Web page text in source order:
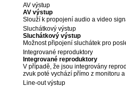
AV výstup
AV výstup
Slouží k propojení audio a video
Sluchátkový výstup
Sluchátkový výstup
Možnost připojení sluchátek pro
Integrované reproduktory
Integrované reproduktory
V případě, že jsou integrovány
zvuk poté vychází přímo z monitoru
Line-out výstup